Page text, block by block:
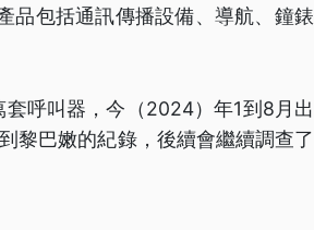
品包括通訊傳播設備、導航、鐘錶
呼叫器，今（2024）年1到8月出
黎巴嫩的紀錄，後續會繼續調查了